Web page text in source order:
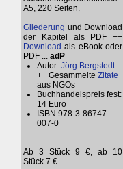
A5, 220 Seiten.
Gliederung und Download
der Kapitel als PDF ++
Download als eBook oder
PDF ... adP
Autor: Jörg Bergstedt
++ Gesammelte Zitate
aus NGOs
Buchhandelspreis fest:
14 Euro
ISBN 978-3-86747-
007-0
Ab 3 Stück 9 €, ab 10
Stück 7 €.